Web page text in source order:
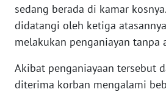
sedang berada di kamar
didatangi oleh ketiga
melakukan penganiayan tanpa
Akibat penganiayaan tersebut
diterima korban mengalami
WN
SULBAR
BABEL